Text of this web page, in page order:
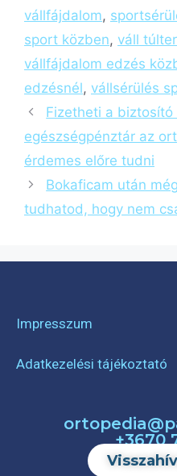
vállfájdalom,
sport közben, váll
vállfájdalom edzés
edzésnél, vállsérülés
Fizetheti a biztosító
egészségpénztár az
érdemes előre tudni
Bokaficam után
tudhatod, hogy nem
Impresszum
Adatkezelési tájékoztató
+3670